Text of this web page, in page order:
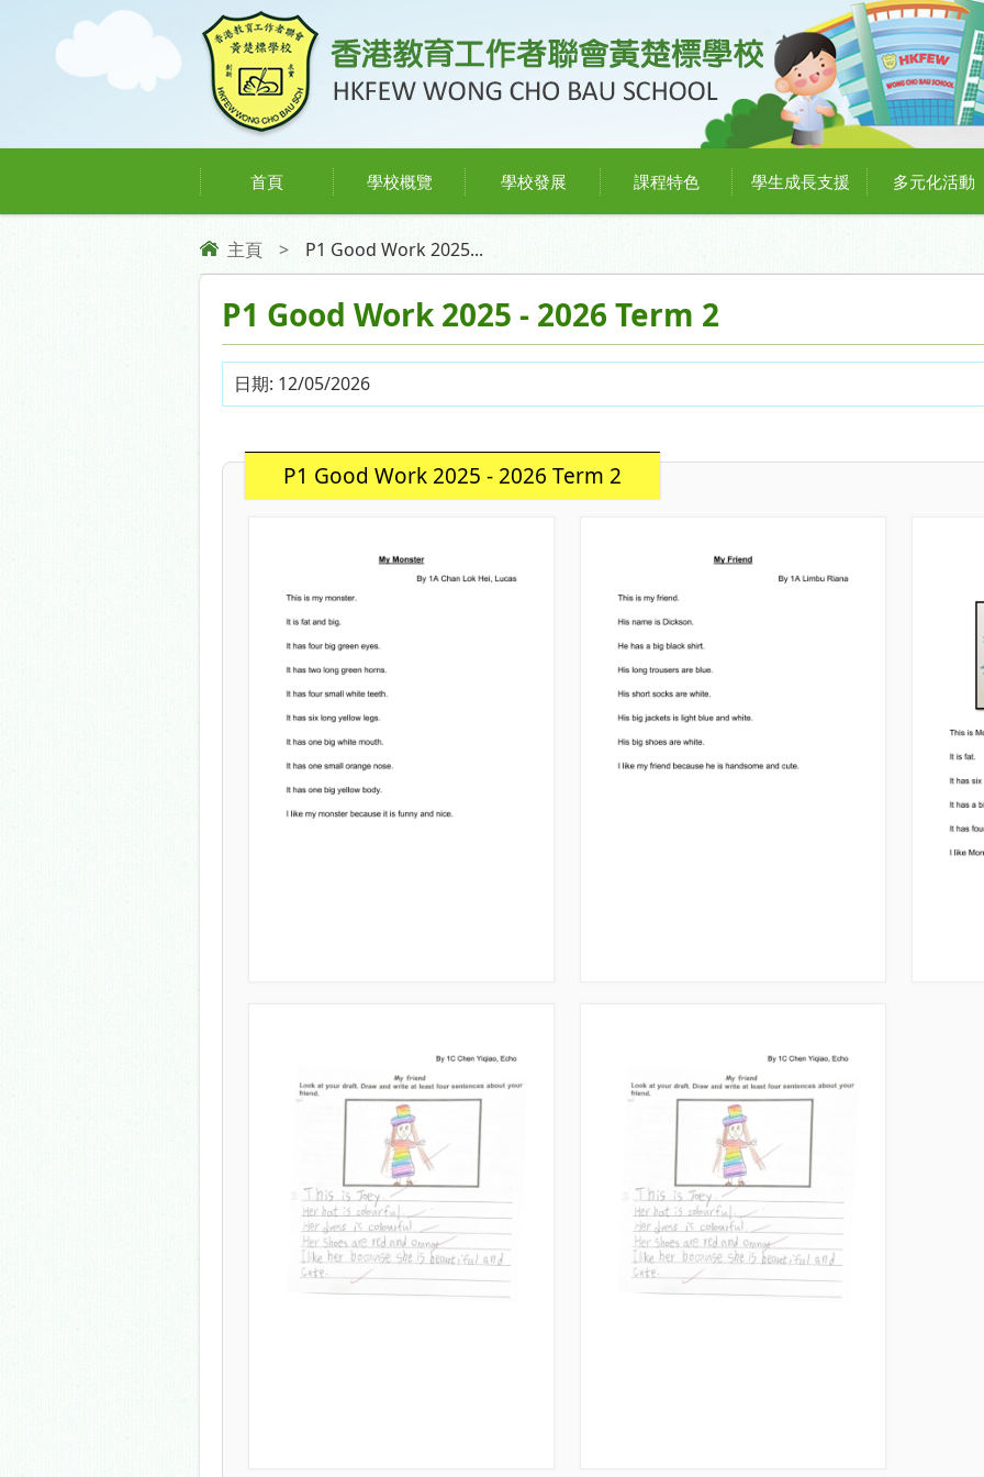
首頁 學校概覽 學校發展 課程特色 學生成長支援 多元化活動
主頁 > P1 Good Work 2025...
P1 Good Work 2025 - 2026 Term 2
日期: 12/05/2026
P1 Good Work 2025 - 2026 Term 2